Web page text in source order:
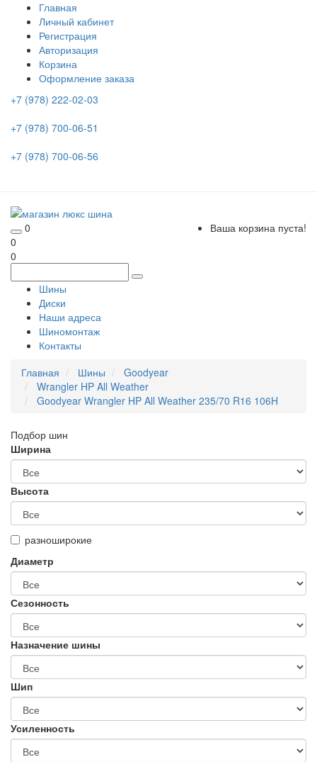
Главная
Личный кабинет
Регистрация
Авторизация
Корзина
Оформление заказа
+7 (978) 222-02-03
+7 (978) 700-06-51
+7 (978) 700-06-56
0
Ваша корзина пуста!
0
0
Шины
Диски
Наши адреса
Шиномонтаж
Контакты
Главная
Шины
Goodyear
Wrangler HP All Weather
Goodyear Wrangler HP All Weather 235/70 R16 106H
Подбор шин
Ширина
Высота
разноширокие
Диаметр
Сезонность
Назначение шины
Шип
Усиленность